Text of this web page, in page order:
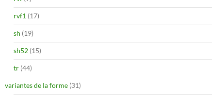
rvf1 (17)
sh (19)
sh52 (15)
tr (44)
variantes de la forme (31)